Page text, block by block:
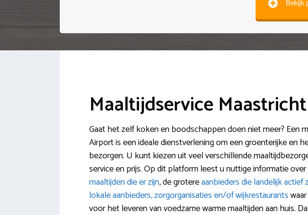
Bekijk
Maaltijdservice
Gaat het zelf koken en boodschappen doen niet meer? Een
Airport is een ideale dienstverlening om een groenterijke en
bezorgen. U kunt kiezen uit veel verschillende
service en prijs. Op dit platform leest u nuttige informatie
maaltijden die er zijn, de grotereaanbieders die landelijk actief
lokale aanbieders, zorgorganisaties en/of wijkrestaurants
voor het leveren van voedzame warme maaltijden aan huis.